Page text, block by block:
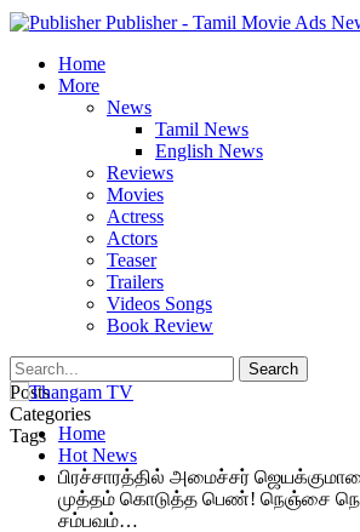
Publisher - Tamil Movie Ads
Home
More
News
Tamil News
English News
Reviews
Movies
Actress
Actors
Teaser
Trailers
Videos Songs
Book Review
Posts
Categories
Tags Home
Hot News
பிரச்சாரத்தில் அமைச்சர்
முத்தம் கொடுத்த பெண்! நெஞ்சை
சம்பவம்…